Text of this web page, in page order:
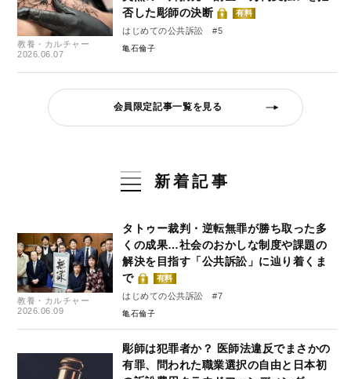
教養・カルチャー
2026.06.07
否した彫師の決断
有料
はじめての公共訴訟 #5
亀石倫子
会員限定記事一覧を見る
新着記事
教養・カルチャー
2026.06.09
タトゥー裁判・逆転無罪が勝ち取った多
くの成果…社会のおかしな制度や課題の
解決を目指す「公共訴訟」に辿り着くま
で
有料
はじめての公共訴訟 #7
亀石倫子
彫師は犯罪者か？ 医師法違反でまさかの
有罪、問われた職業選択の自由と日本初